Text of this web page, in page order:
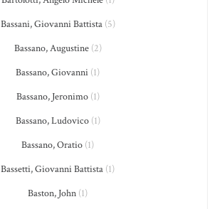
Bassani, Giovanni Battista(5)
Bassano, Augustine(2)
Bassano, Giovanni (1)
Bassano, Jeronimo(1)
Bassano, Ludovico(1)
Bassano, Oratio (1)
Bassetti, Giovanni Battista (1)
Baston, John (1)